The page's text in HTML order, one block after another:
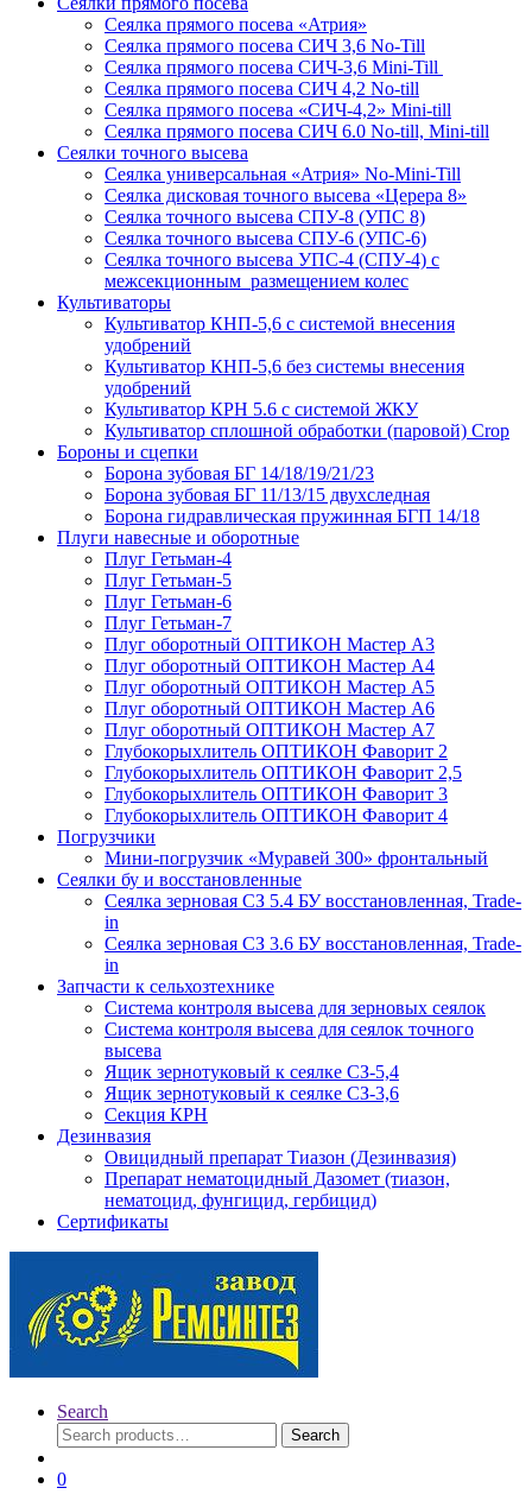
Сеялка прямого посева «Атрия»
Сеялка прямого посева СИЧ 3,6 No-Till
Сеялка прямого посева СИЧ-3,6 Mini-Till
Сеялка прямого посева СИЧ 4,2 No-till
Сеялка прямого посева «СИЧ-4,2» Mini-till
Сеялка прямого посева СИЧ 6.0 No-till, Mini-till
Сеялки точного высева
Сеялка универсальная «Атрия» No-Mini-Till
Сеялка дисковая точного высева «Церера 8»
Сеялка точного высева СПУ-8 (УПС 8)
Сеялка точного высева СПУ-6 (УПС-6)
Сеялка точного высева УПС-4 (СПУ-4) с
межсекционным размещением колес
Культиваторы
Культиватор КНП-5,6 с системой внесения
удобрений
Культиватор КНП-5,6 без системы внесения
удобрений
Культиватор КРН 5.6 с системой ЖКУ
Культиватор сплошной обработки (паровой) Crop
Бороны и сцепки
Борона зубовая БГ 14/18/19/21/23
Борона зубовая БГ 11/13/15 двухследная
Борона гидравлическая пружинная БГП 14/18
Плуги навесные и оборотные
Плуг Гетьман-4
Плуг Гетьман-5
Плуг Гетьман-6
Плуг Гетьман-7
Плуг оборотный ОПТИКОН Мастер А3
Плуг оборотный ОПТИКОН Мастер А4
Плуг оборотный ОПТИКОН Мастер А5
Плуг оборотный ОПТИКОН Мастер А6
Плуг оборотный ОПТИКОН Мастер А7
Глубокорыхлитель ОПТИКОН Фаворит 2
Глубокорыхлитель ОПТИКОН Фаворит 2,5
Глубокорыхлитель ОПТИКОН Фаворит 3
Глубокорыхлитель ОПТИКОН Фаворит 4
Погрузчики
Мини-погрузчик «Муравей 300» фронтальный
Сеялки бу и восстановленные
Сеялка зерновая СЗ 5.4 БУ восстановленная, Trade-
in
Сеялка зерновая СЗ 3.6 БУ восстановленная, Trade-
in
Запчасти к сельхозтехнике
Система контроля высева для зерновых сеялок
Система контроля высева для сеялок точного
высева
Ящик зернотуковый к сеялке СЗ-5,4
Ящик зернотуковый к сеялке СЗ-3,6
Секция КРН
Дезинвазия
Овицидный препарат Тиазон (Дезинвазия)
Препарат нематоцидный Дазомет (тиазон,
нематоцид, фунгицид, гербицид)
Сертификаты
Search
Search
for:
Search
0